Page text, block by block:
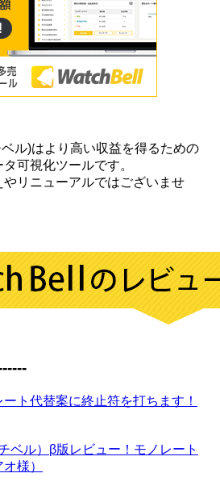
ル)はより高い収益を得るための
可視化ツールです。
リニューアルではございませ
ート代替案に終止符を打ちます！
ベル）β版レビュー！モノレート
様）